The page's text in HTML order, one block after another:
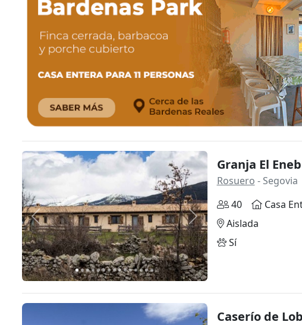
Anterior Siguiente
Granja El
Rosuero - Segovia
40
Casa
Aislada
Sí
Caserío de